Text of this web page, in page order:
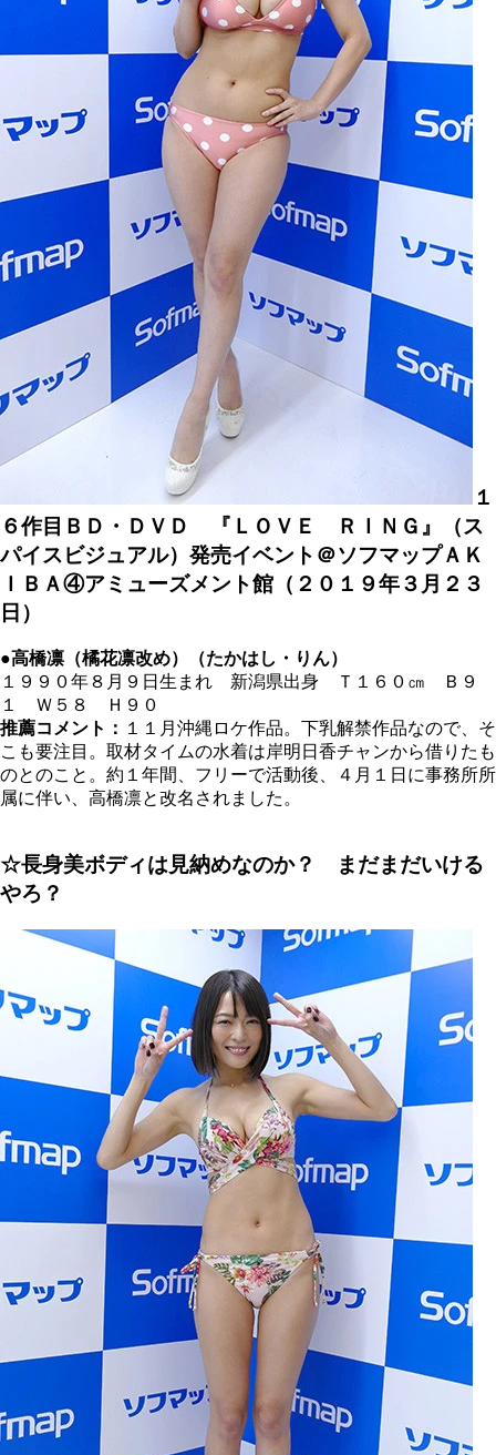
１
６作目ＢＤ・ＤＶＤ 『ＬＯＶＥ ＲＩＮＧ』（ス
パイスビジュアル）発売イベント＠ソフマップＡＫ
ＩＢＡ④アミューズメント館（２０１９年３月２３
日）
●高橋凛（橘花凛改め）（たかはし・りん）
１９９０年８月９日生まれ 新潟県出身 Ｔ１６０ ㎝ Ｂ９
１ Ｗ５８ Ｈ９０
推薦コメント： １１月沖縄ロケ作品。下乳解禁作品なので、そ
こも要注目。取材タイムの水着は岸明日香チャンから借りたも
のとのこと。約１年間、フリーで活動後、４月１日に事務所所
属に伴い、 高橋凛と改名されました。
☆長身美ボディは見納めなのか？ まだまだいける
やろ？